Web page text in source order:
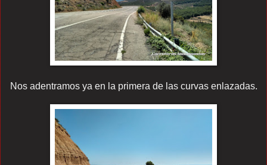
Nos adentramos ya en la primera de las curvas enlazadas.